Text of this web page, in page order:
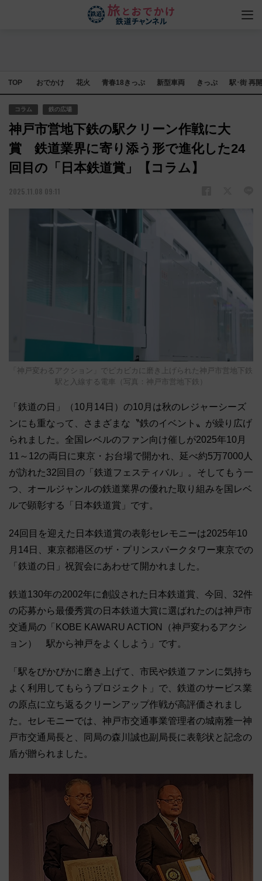
TOP おでかけ 花火 青春18きっぷ 新型車両 きっぷ 駅･街 再
コラム 鉄の広場
神戸市営地下鉄の駅クリーン作戦に大
賞 鉄道業界に寄り添う形で進化した24
回目の「日本鉄道賞」【コラム】
2025.11.08 09:11
「神戸変わるアクション」でピカビカに磨き上げられた神戸市営地下鉄
駅と入線する電車（写真：神戸市営地下鉄）
「鉄道の日」（10月14日）の10月は秋のレジャーシーズ
ンにも重なって、さまざまな〝鉄のイベント〟が繰り広げ
られました。全国レベルのファン向け催しが2025年10月
11～12の両日に東京・お台場で開かれ、延べ約5万7000人
が訪れた32回目の「鉄道フェスティバル」。そしてもう一
つ、オールジャンルの鉄道業界の優れた取り組みを国レベ
ルで顕彰する「日本鉄道賞」です。
24回目を迎えた日本鉄道賞の表彰セレモニーは2025年10
月14日、東京都港区のザ・プリンスパークタワー東京での
「鉄道の日」祝賀会にあわせて開かれました。
鉄道130年の2002年に創設された日本鉄道賞、今回、32件
の応募から最優秀賞の日本鉄道大賞に選ばれたのは神戸市
交通局の「KOBE KAWARU ACTION（神戸変わるアクシ
ョン） 駅から神戸をよくしよう」です。
「駅をぴかぴかに磨き上げて、市民や鉄道ファンに気持ち
よく利用してもらうプロジェクト」で、鉄道のサービス業
の原点に立ち返るクリーンアップ作戦が高評価されまし
た。セレモニーでは、神戸市交通事業管理者の城南雅一神
戸市交通局長と、同局の森川誠也副局長に表彰状と記念の
盾が贈られました。